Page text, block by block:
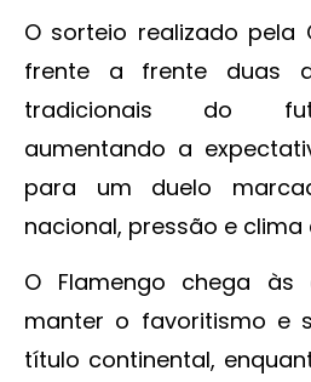
O sorteio realizado pela
frente a frente duas
tradicionais do
aumentando a
para um duelo
nacional, pressão e clima
O Flamengo chega às
manter o favoritismo e
título continental,